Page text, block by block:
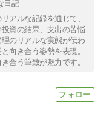
日記
アルな記録を通じて、
資の結果、支出の苦悩
のリアルな実態が伝わ
向き合う姿勢を表現。
合う筆致が魅力です。